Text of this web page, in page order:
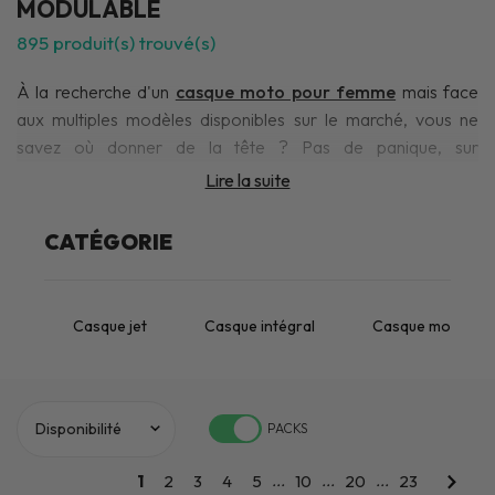
MODULABLE
895 produit(s) trouvé(s)
À la recherche d'un casque moto pour femme mais face
aux multiples modèles disponibles sur le marché, vous ne
savez où donner de la tête ? Pas de panique, sur
iCasque.com, vous trouverez le modèle dont vous avez envie
casques haute visibilité
casques pour femme
Quelle que soit la motarde que vous êtes,
choisissez le
les plus reconnues :
Shoei, Shark,Bell
et bien d'autres encore. La solution idéale pour
casque moto femme
performant, efficace et de
Lire la suite
CATÉGORIE
Casque jet Casque intégral Casque
PACKS
1 2 3 4 5 ... 10 ... 20 ... 23